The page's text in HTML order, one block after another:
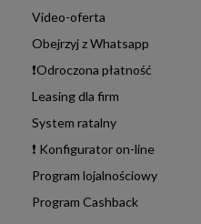
Video-oferta
Obejrzyj z Whatsapp
❗Odroczona płatność
Leasing dla firm
System ratalny
❗ Konfigurator on-line
Program lojalnościowy
Program Cashback